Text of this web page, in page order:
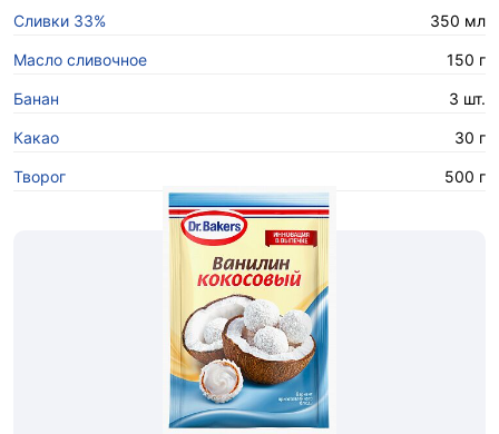
Сливки 33% 350 мл
Масло сливочное 150 г
Банан 3 шт.
Какао 30 г
Творог 500 г